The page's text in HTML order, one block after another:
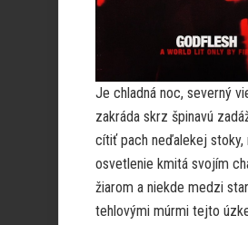
Je chladná noc, severný
zakráda skrz špinavú
cítiť pach neďalekej stoky,
osvetlenie kmitá svojím
žiarom a niekde medzi
tehlovými múrmi tejto